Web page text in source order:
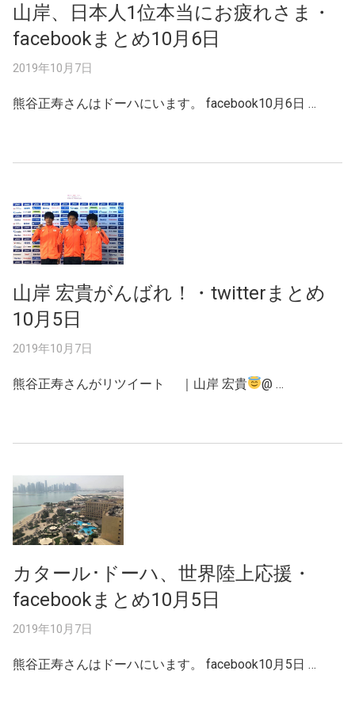
山岸、日本人1位本当にお疲れさま・
facebookまとめ10月6日
2019年10月7日
熊谷正寿さんはドーハにいます。 facebook10月6日 …
山岸 宏貴がんばれ！・twitterまとめ
10月5日
2019年10月7日
熊谷正寿さんがリツイート ｜山岸 宏貴 @ …
カタール･ドーハ、世界陸上応援・
facebookまとめ10月5日
2019年10月7日
熊谷正寿さんはドーハにいます。 facebook10月5日 …